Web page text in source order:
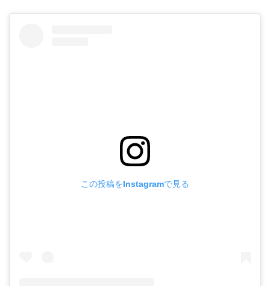
この投稿をInstagramで見る